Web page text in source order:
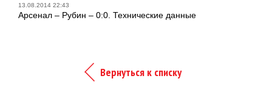
13.08.2014 22:43
Арсенал – Рубин – 0:0. Технические данные
Вернуться к списку